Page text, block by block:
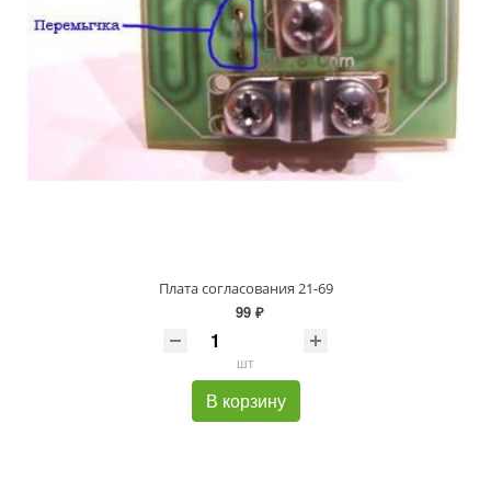
Плата согласования 21-69
99 ₽
шт
В корзину